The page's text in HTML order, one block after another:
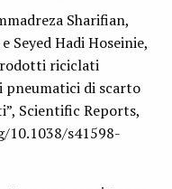
Sharifian,
Seyed Hadi Hoseinie,
riciclati
di scarto
Scientific Reports,
10.1038/s41598-